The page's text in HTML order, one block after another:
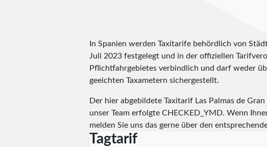
In Spanien werden Taxitarife behördlich von
Juli 2023 festgelegt und in der offiziellen
Pflichtfahrgebietes verbindlich und darf weder
geeichten Taxametern sichergestellt.
Der hier abgebildete Taxitarif Las Palmas de
unser Team erfolgte CHECKED_YMD. Wenn
melden Sie uns das gerne über den
Tagtarif